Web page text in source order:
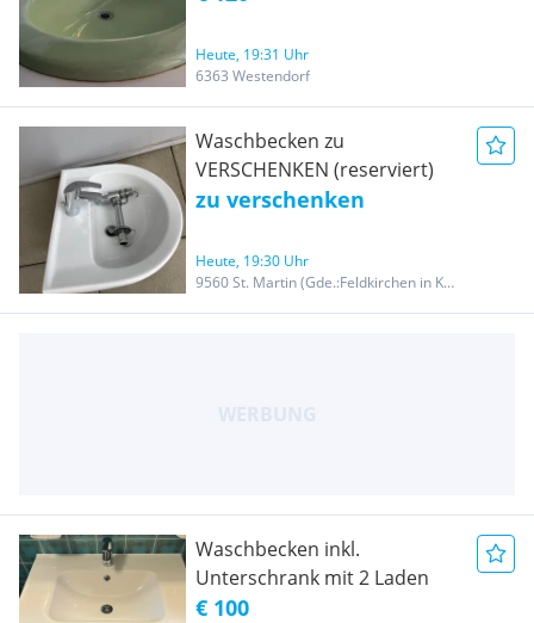
Heute, 19:31 Uhr
6363 Westendorf
Waschbecken zu
VERSCHENKEN (reserviert)
zu verschenken
Heute, 19:30 Uhr
9560 St. Martin (Gde.:Feldkirchen in Kärnten)
Waschbecken inkl.
Unterschrank mit 2 Laden
€ 100